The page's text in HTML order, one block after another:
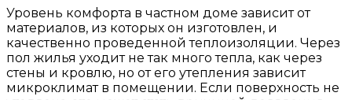
Уровень комфорта в частном доме зависит от
материалов, из которых он изготовлен, и
качественно проведенной теплоизоляции. Через
пол жилья уходит не так много тепла, как через
стены и кровлю, но от его утепления зависит
микроклимат в помещении. Если поверхность не